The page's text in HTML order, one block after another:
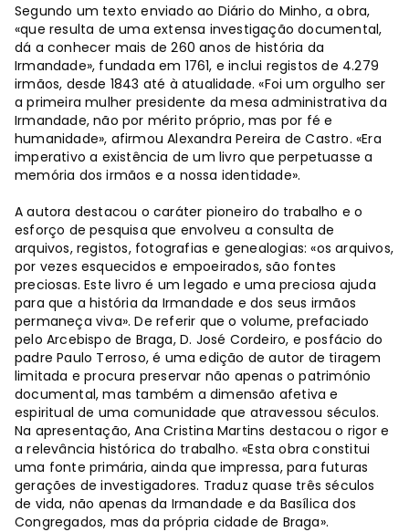
Segundo um texto enviado ao Diário do Minho, a obra,
«que resulta de uma extensa investigação documental,
dá a conhecer mais de 260 anos de história da
Irmandade», fundada em 1761, e inclui registos de 4.279
irmãos, desde 1843 até à atualidade. «Foi um orgulho ser
a primeira mulher presidente da mesa administrativa da
Irmandade, não por mérito próprio, mas por fé e
humanidade», afirmou Alexandra Pereira de Castro. «Era
imperativo a existência de um livro que perpetuasse a
memória dos irmãos e a nossa identidade».
A autora destacou o caráter pioneiro do trabalho e o
esforço de pesquisa que envolveu a consulta de
arquivos, registos, fotografias e genealogias: «os arquivos,
por vezes esquecidos e empoeirados, são fontes
preciosas. Este livro é um legado e uma preciosa ajuda
para que a história da Irmandade e dos seus irmãos
permaneça viva». De referir que o volume, prefaciado
pelo Arcebispo de Braga, D. José Cordeiro, e posfácio do
padre Paulo Terroso, é uma edição de autor de tiragem
limitada e procura preservar não apenas o património
documental, mas também a dimensão afetiva e
espiritual de uma comunidade que atravessou séculos.
Na apresentação, Ana Cristina Martins destacou o rigor e
a relevância histórica do trabalho. «Esta obra constitui
uma fonte primária, ainda que impressa, para futuras
gerações de investigadores. Traduz quase três séculos
de vida, não apenas da Irmandade e da Basílica dos
Congregados, mas da própria cidade de Braga».